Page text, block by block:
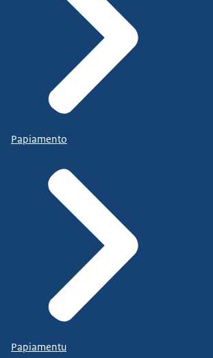
Papiamento
Papiamentu